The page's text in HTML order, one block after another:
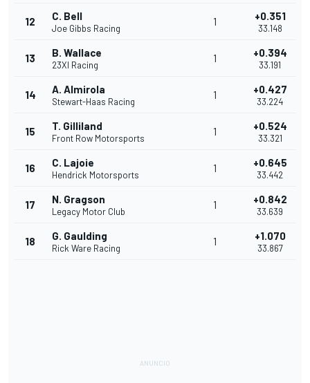
12 C. Bell
Joe Gibbs Racing
1 +0.351
33.148
13 B. Wallace
23XI Racing
1 +0.394
33.191
14 A. Almirola
Stewart-Haas Racing
1 +0.427
33.224
15 T. Gilliland
Front Row Motorsports
1 +0.524
33.321
16 C. Lajoie
Hendrick Motorsports
1 +0.645
33.442
17 N. Gragson
Legacy Motor Club
1 +0.842
33.639
18 G. Gaulding
Rick Ware Racing
1 +1.070
33.867